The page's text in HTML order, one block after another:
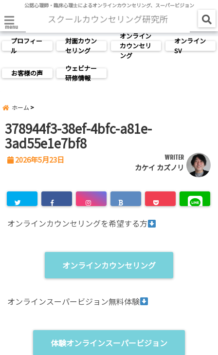
公認心理師・臨床心理士によるオンラインカウンセリング、スーパービジョン
menu
プロフィー
ル
対面カウン
セリング
オンライン
カウンセリ
ング
オンライン
SV
お客様の声
ウェビナー
研修情報
ホーム
378944f3-38ef-4bfc-a81e-
3ad55e1e7bf8
2026年5月23日 WRITER
カケイ カズノリ
オンラインカウンセリングを希望する方
オンラインカウンセリング
オンラインスーパービジョン無料体験
体験オンラインスーパービジョン